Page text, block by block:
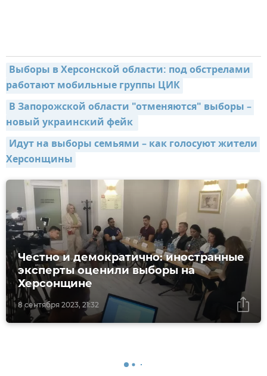
Выборы в Херсонской области: под обстрелами
работают мобильные группы ЦИК
В Запорожской области "отменяются" выборы –
новый украинский фейк
Идут на выборы семьями – как голосуют жители
Херсонщины
8 сентября 2023, 21:32
Честно и демократично: иностранные
эксперты оценили выборы на
Херсонщине